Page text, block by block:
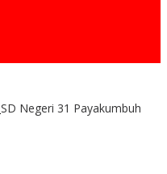
SD Negeri 31 Payakumbuh